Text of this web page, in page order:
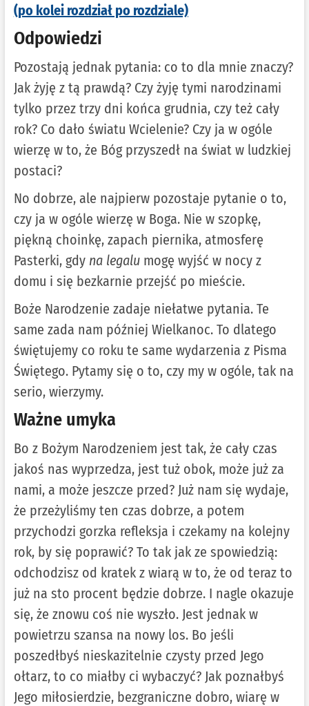
(po kolei rozdział po rozdziale)
Odpowiedzi
Pozostają jednak pytania: co to dla mnie znaczy?
Jak żyję z tą prawdą? Czy żyję tymi narodzinami
tylko przez trzy dni końca grudnia, czy też cały
rok? Co dało światu Wcielenie? Czy ja w ogóle
wierzę w to, że Bóg przyszedł na świat w ludzkiej
postaci?
No dobrze, ale najpierw pozostaje pytanie o to,
czy ja w ogóle wierzę w Boga. Nie w szopkę,
piękną choinkę, zapach piernika, atmosferę
Pasterki, gdy na legalumogę wyjść w nocy z
domu i się bezkarnie przejść po mieście.
Boże Narodzenie zadaje niełatwe pytania. Te
same zada nam później Wielkanoc. To dlatego
świętujemy co roku te same wydarzenia z Pisma
Świętego. Pytamy się o to, czy my w ogóle, tak na
serio, wierzymy.
Ważne umyka
Bo z Bożym Narodzeniem jest tak, że cały czas
jakoś nas wyprzedza, jest tuż obok, może już za
nami, a może jeszcze przed? Już nam się wydaje,
że przeżyliśmy ten czas dobrze, a potem
przychodzi gorzka refleksja i czekamy na kolejny
rok, by się poprawić? To tak jak ze spowiedzią:
odchodzisz od kratek z wiarą w to, że od teraz to
już na sto procent będzie dobrze. I nagle okazuje
się, że znowu coś nie wyszło. Jest jednak w
powietrzu szansa na nowy los. Bo jeśli
poszedłbyś nieskazitelnie czysty przed Jego
ołtarz, to co miałby ci wybaczyć? Jak poznałbyś
Jego miłosierdzie, bezgraniczne dobro, wiarę w